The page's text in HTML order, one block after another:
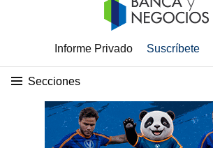
Informe Privado Suscríbete
Secciones